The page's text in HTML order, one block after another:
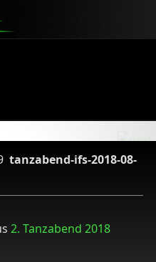
tanzabend-ifs-2018-08-
2. Tanzabend 2018